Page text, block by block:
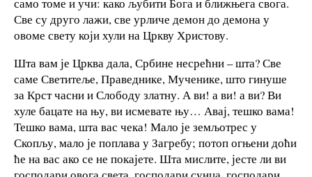
Све су друго лажи, све урличе демон до демона у
овоме свету који хули на Цркву Христову.
Шта вам је Црква дала, Србине несрећни – шта? Све
саме Светитеље, Праведнике, Мученике, што гинуше
за Крст часни и Слободу златну. А ви! а ви! а ви? Ви
хуле бацате на њу, ви исмевате њу… Авај, тешко вама!
Тешко вама, шта вас чека! Мало је земљотрес у
Скопљу, мало је поплава у Загребу; потоп огњени доћи
ће на вас ако се не покајете. Шта мислите, јесте ли ви